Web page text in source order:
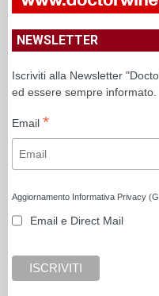
NEWSLETTER
Iscriviti alla Newsletter
ed essere sempre informato.
Email *
Aggiornamento Informativa Privacy
Email e Direct Mail